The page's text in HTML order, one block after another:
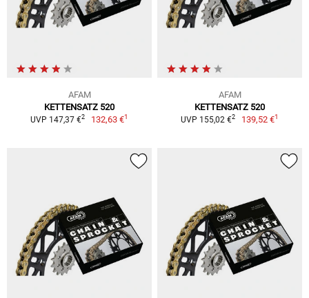
AFAM
KETTENSATZ 520
UVP 147,37 €2 132,63 €1
AFAM
KETTENSATZ 520
UVP 155,02 €2 139,52 €1